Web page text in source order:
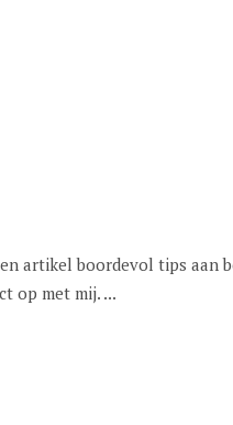
een artikel boordevol tips
op met mij. ...